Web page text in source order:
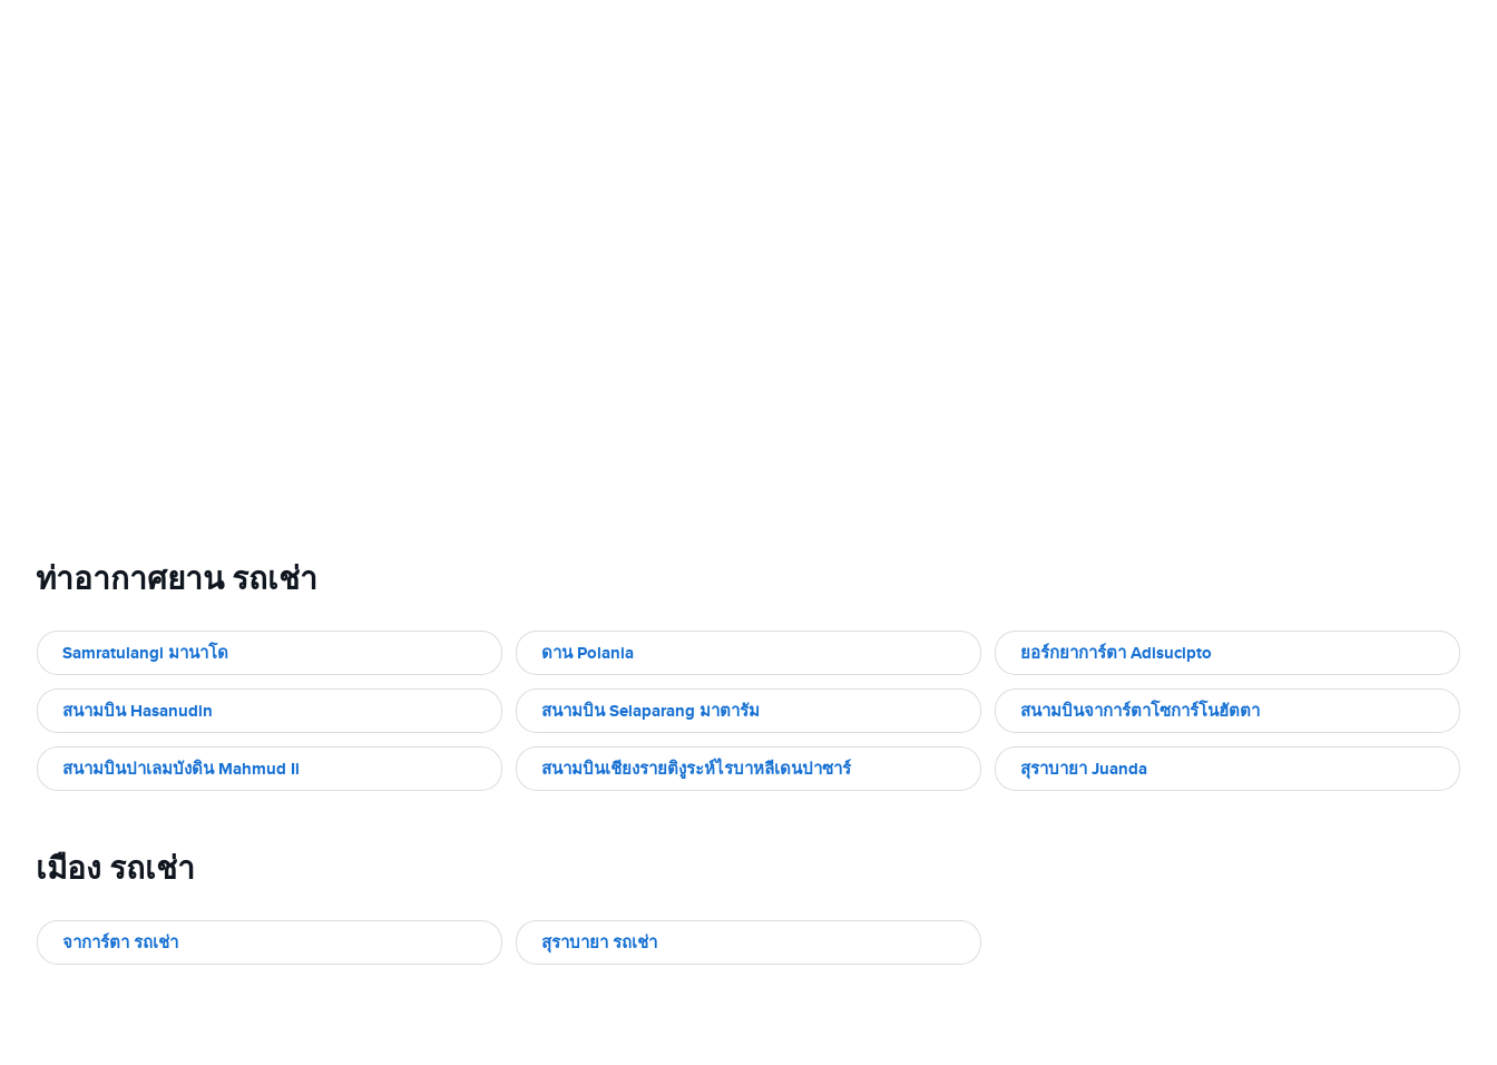
ท่าอากาศยาน รถเช่า
Samratulangi มานาโด ดาน Polania ยอร์กยาการ์ตา Adisucipto
สนามบิน Hasanudin สนามบิน Selaparang มาตารัม สนามบินจาการ์ตาโซการ์โนฮัตตา
สนามบินปาเลมบังดิน Mahmud Ii สนามบินเชียงรายติงูระห์ไรบาหลีเดนปาซาร์ สุราบายา Juanda
เมือง รถเช่า
จาการ์ตา รถเช่า สุราบายา รถเช่า